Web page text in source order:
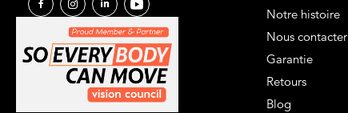
Notre histoire
Nous contacter
Garantie
Retours
Blog